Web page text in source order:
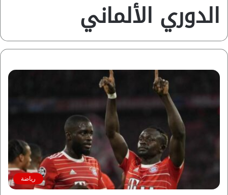
الدوري الألماني
رياضة